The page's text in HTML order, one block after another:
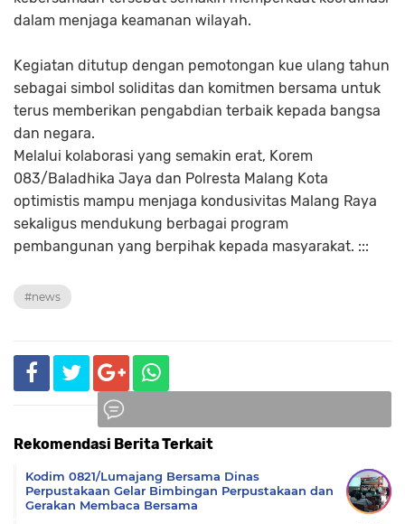
dalam menjaga keamanan wilayah.
Kegiatan ditutup dengan pemotongan kue ulang tahun
sebagai simbol soliditas dan komitmen bersama untuk
terus memberikan pengabdian terbaik kepada bangsa
dan negara.
Melalui kolaborasi yang semakin erat, Korem
083/Baladhika Jaya dan Polresta Malang Kota
optimistis mampu menjaga kondusivitas Malang Raya
sekaligus mendukung berbagai program
pembangunan yang berpihak kepada masyarakat. :::
#news
Rekomendasi Berita Terkait
Kodim 0821/Lumajang Bersama Dinas
Perpustakaan Gelar Bimbingan Perpustakaan dan
Gerakan Membaca Bersama